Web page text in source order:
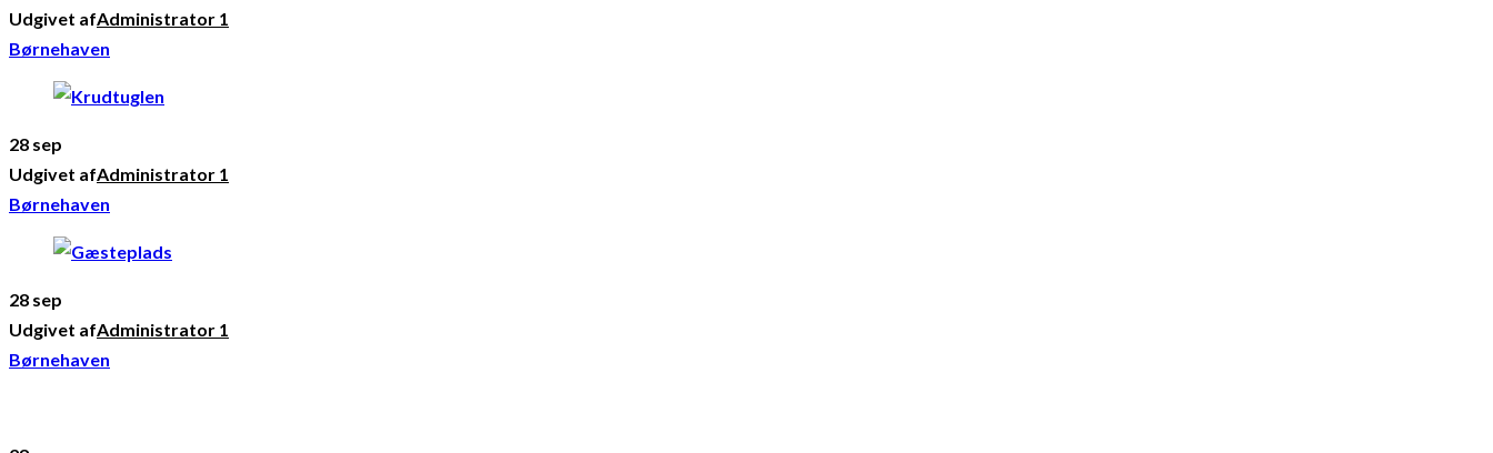
Udgivet afAdministrator 1
Børnehaven
28 sep
Udgivet afAdministrator 1
Børnehaven
28 sep
Udgivet afAdministrator 1
Børnehaven